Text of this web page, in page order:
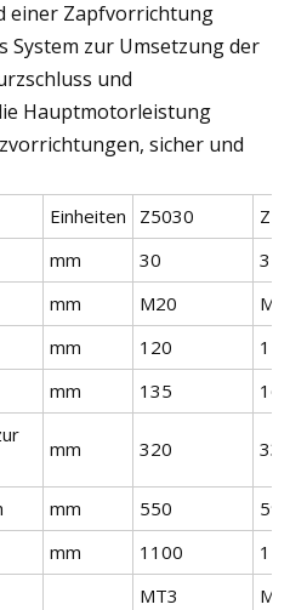
einer Zapfvorrichtung
System zur Umsetzung der
und
Hauptmotorleistung
sicher und
Einheiten Z5030
mm 30
35
mm M20
mm 120
mm 135
mm 320
mm 550
mm 1100
MT3